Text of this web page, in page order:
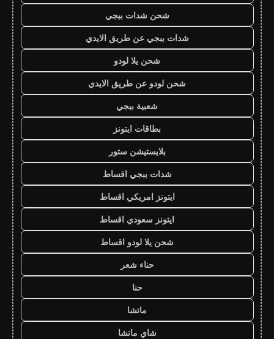
شحن شدات ببجي
شدات ببجي عن طريق الايدي
شحن يلا لودو
شحن لودو عن طريق الايدي
شعبية ببجي
بطاقات ايتونز
بلايستيشن ستور
شدات ببجي اقساط
ايتونز امريكي اقساط
ايتونز سعودي اقساط
شحن يلا لودو اقساط
حناء شعر
حنا
ماتشا
شاي ماتشا